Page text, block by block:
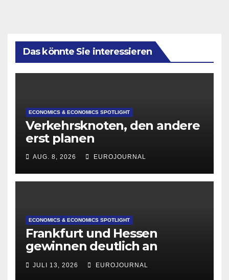
Das könnte Sie interessieren
ECONOMICS & ECONOMICS SPOTLIGHT
Verkehrsknoten, den andere
erst planen
AUG. 8, 2026 EUROJOURNAL
ECONOMICS & ECONOMICS SPOTLIGHT
Frankfurt und Hessen
gewinnen deutlich an
Attraktivität für Startup-
Gründungen
JULI 13, 2026 EUROJOURNAL